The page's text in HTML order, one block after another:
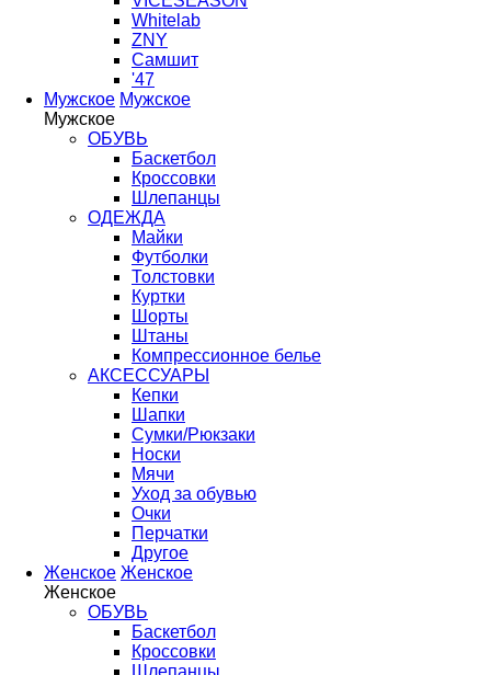
Whitelab
ZNY
Самшит
'47
Мужское Мужское
Мужское
ОБУВЬ
Баскетбол
Кроссовки
Шлепанцы
ОДЕЖДА
Майки
Футболки
Толстовки
Куртки
Шорты
Штаны
Компрессионное белье
АКСЕССУАРЫ
Кепки
Шапки
Сумки/Рюкзаки
Носки
Мячи
Уход за обувью
Очки
Перчатки
Другое
Женское Женское
Женское
ОБУВЬ
Баскетбол
Кроссовки
Шлепанцы